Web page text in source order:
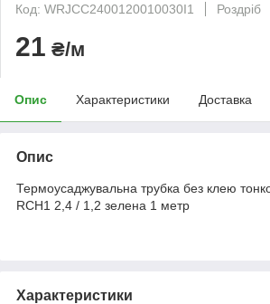
Код: WRJCC2400120010030I1
Роздріб
21 ₴/м
Опис Характеристики Доставка
Опис
Термоусаджувальна трубка без клею
RCH1 2,4 / 1,2 зелена 1 метр
Характеристики